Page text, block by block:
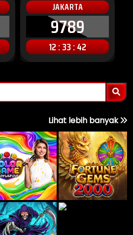
JAKARTA
9789
12 : 33 : 40
Lihat lebih banyak